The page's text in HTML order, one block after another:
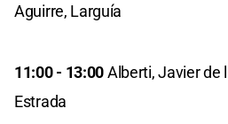
Aguirre, Larguía
11:00 - 13:00Alberti, Javier de
Estrada